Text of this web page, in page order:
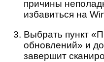
Выбрать пункт
обновлений» и
завершит